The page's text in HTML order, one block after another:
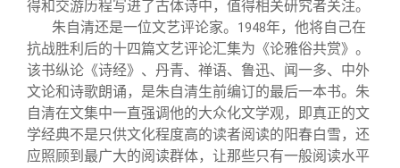
得和交游历程写进了古体诗中，值得相关研究者关注。
朱自清还是一位文艺评论家。
1948年，他将自己在
抗战胜利后的十四篇文艺评论汇集为《论雅俗共赏》。
该书纵论《诗经》、丹青、禅语、鲁迅、闻一多、中外
文论和诗歌朗诵，是朱自清生前编订的最后一本书。朱
自清在文集中一直强调他的大众化文学观，即真正的文
学经典不是只供文化程度高的读者阅读的阳春白雪，还
应照顾到最广大的阅读群体，让那些只有一般阅读水平